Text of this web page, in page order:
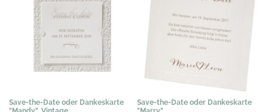
Save-the-Date oder Dankeskarte
Save-the-Date oder Dankeskarte